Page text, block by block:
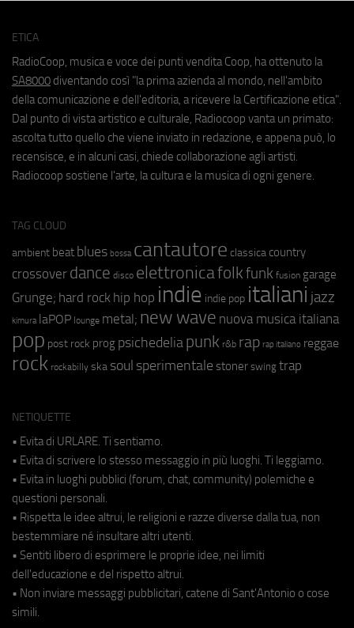
ETICA
RadioCoop, musica e voce dei punti vendita Coop, ha ottenuto la
SA8000 diventando così "la prima azienda al mondo, nell'ambito
della comunicazione e dell'editoria, a ricevere la Certificazione etica".
Dal punto di vista artistico e culturale, Radiocoop vanta un primato:
ascolta tutto quello che viene inviato in redazione, e appena può, lo
recensisce, e in alcuni casi, chiede collaborazione agli artisti.
Radiocoop sostiene l'arte, la cultura e la musica di ogni genere.
TAG CLOUD
ambient beat blues bossa cantautore classica country
crossover dance disco elettronicafolkfunk fusion garage
Grunge; hard rock hip hop indie indie pop italiani jazz
kimura laPOP lounge metal; new wave nuova musica italiana
pop post rock prog psichedeliapunk r&b rap rap italiano reggae
rock rockabilly ska soul sperimentale stoner swing trap
NETIQUETTE
• Evita di URLARE. Ti sentiamo.
• Evita di scrivere lo stesso messaggio in più luoghi. Ti leggiamo.
• Evita in luoghi pubblici (forum, chat, community) polemiche e
questioni personali.
• Rispetta le idee altrui, le religioni e razze diverse dalla tua, non
bestemmiare né insultare altri utenti.
• Sentiti libero di esprimere le proprie idee, nei limiti
dell'educazione e del rispetto altrui.
• Non inviare messaggi pubblicitari, catene di Sant'Antonio o cose
simili.